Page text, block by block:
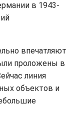
в 1943-
впечатляют
проложены в
линия
объектов и